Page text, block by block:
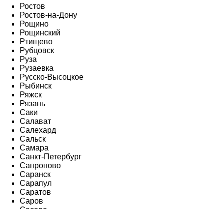
Ростов
Ростов-на-Дону
Рощино
Рощинский
Ртищево
Рубцовск
Руза
Рузаевка
Русско-Высоцкое
Рыбинск
Ряжск
Рязань
Саки
Салават
Салехард
Сальск
Самара
Санкт-Петербург
Сапроново
Саранск
Сарапул
Саратов
Саров